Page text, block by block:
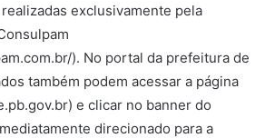
exclusivamente pela
). No portal da prefeitura de
também podem acessar a página
e clicar no banner do
direcionado para a